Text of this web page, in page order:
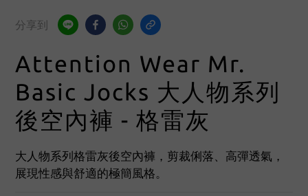
分享到
Attention Wear Mr.
Basic Jocks 大人物系列
後空內褲 - 格雷灰
大人物系列格雷灰後空內褲，剪裁俐落、高彈透氣，
展現性感與舒適的極簡風格。